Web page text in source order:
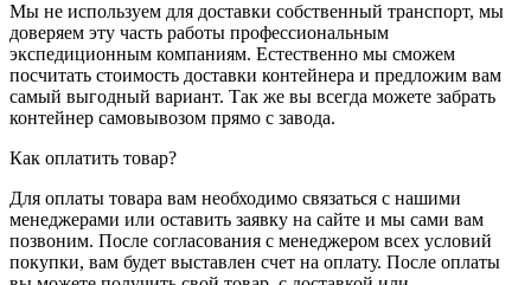
Мы не используем для доставки собственный транспорт, мы
доверяем эту часть работы профессиональным
экспедиционным компаниям. Естественно мы сможем
посчитать стоимость доставки контейнера и предложим вам
самый выгодный вариант. Так же вы всегда можете забрать
контейнер самовывозом прямо с завода.
Как оплатить товар?
Для оплаты товара вам необходимо связаться с нашими
менеджерами или оставить заявку на сайте и мы сами вам
позвоним. После согласования с менеджером всех условий
покупки, вам будет выставлен счет на оплату. После оплаты